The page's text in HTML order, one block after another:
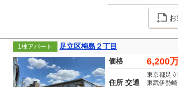
1棟アパート
足立区梅島２丁目
価格
6,200
住所 交通
東京都足
東武伊勢